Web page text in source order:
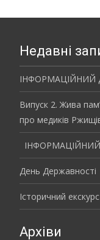
Недавні
ІНФОРМАЦІЙНИЙ
Випуск 2. Жива
про медиків
День Державності
Історичний
Архіви